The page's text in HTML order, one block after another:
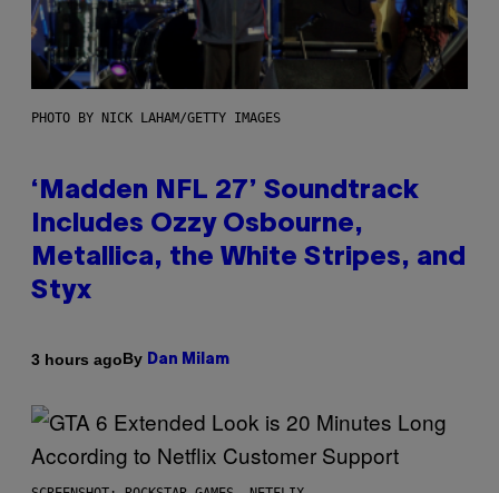
PHOTO BY NICK LAHAM/GETTY IMAGES
‘Madden NFL 27’ Soundtrack
Includes Ozzy Osbourne,
Metallica, the White Stripes, and
Styx
3 hours agoBy Dan Milam